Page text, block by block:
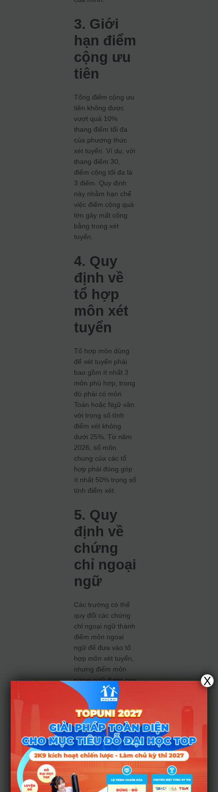
3. Giới
hạn điểm
cộng ưu
tiên
Tổng điểm cộng ưu
tiên không được
vượt quá 10%
thang điểm tối đa
của phương thức
xét tuyển. Ví dụ, với
thang điểm 30,
điểm cộng tối đa là
3 điểm. Quy định
này nhằm hạn chế
việc điểm cộng quá
lớn gây mất công
bằng trong xét
tuyển.
4. Quy
định về
tổ hợp
môn xét
tuyển
Tổ hợp môn dùng
để xét tuyển phải
bao gồm ít nhất 3
môn phù hợp, trong
đó phải có môn
Toán hoặc Ngữ văn
với trọng số tính
điểm xét không
dưới 25%. Từ năm
2026, số môn
chung của các tổ
hợp phải đóng góp
ít nhất 50% trọng số
tính điểm xét.
5. Quy
định về
chứng
chỉ ngoại
ngữ
Các trường có thể
quy đổi các chứng
chỉ ngoại ngữ thành
điểm môn ngoại
ngữ để đưa vào tổ
hợp môn xét tuyển,
nhưng điểm môn
ngoại ngữ được quy
đổi từ các chứng chỉ
ngoại ngữ có trọng
số tính điểm xét
không được vượt
quá 50%. Quy định
này nhằm đảm bảo
công bằng cho thí
sinh ở các vùng,
miền khác nhau.
X